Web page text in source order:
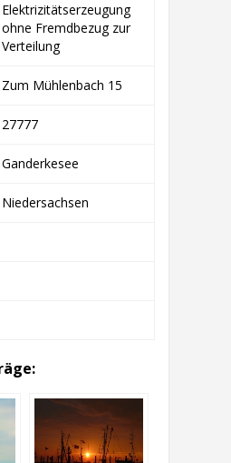
GMBH
&
CO.
KG
Elektrizitätserzeugung
ohne Fremdbezug zur
Verteilung
Zum Mühlenbach 15
27777
Ganderkesee
Niedersachsen